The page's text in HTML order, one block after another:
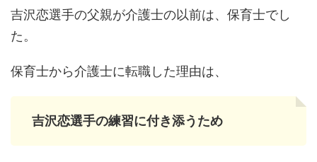
吉沢恋選手の父親が介護士の以前は、保育士でし
た。
保育士から介護士に転職した理由は、
吉沢恋選手の練習に付き添うため